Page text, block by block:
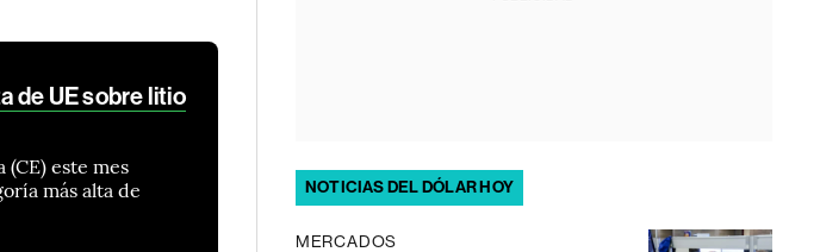
de UE sobre litio
este mes
más alta de
NOTICIAS DEL DÓLAR HOY
MERCADOS